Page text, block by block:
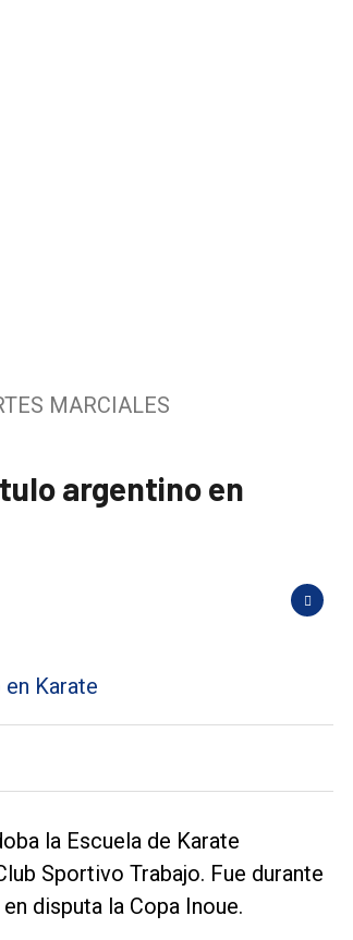
MARCIALES
argentino en
la Escuela de Karate
Sportivo Trabajo. Fue durante
disputa la Copa Inoue.